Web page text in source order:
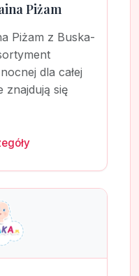
Piżam
Piżam z Buska-
dla całej
znajdują się